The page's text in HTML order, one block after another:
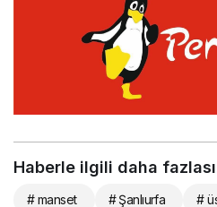
Haberle ilgili daha
# manset # Şanlıurfa #